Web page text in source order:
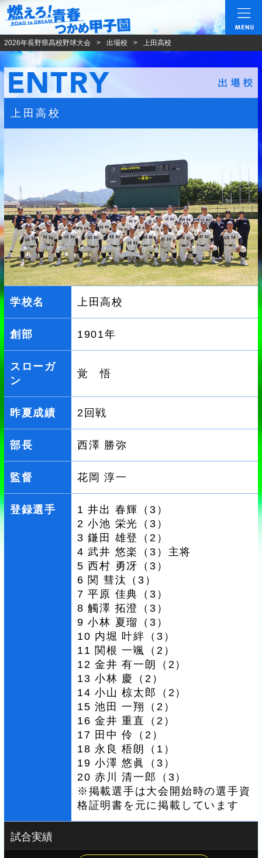
燃えろ!青春 つかめ
2026年長野県高校野球大会 出場校 上田高校
上田高校
学校名 上田高校
創部 1901年
スローガ
ン
覚 悟
昨夏成績 2回戦
部長 西澤 勝弥
監督 花岡 淳一
登録選手
1 井出 春輝（3）
2 小池 栄光（3）
3 鎌田 雄登（2）
4 武井 悠楽（3）主将
5 西村 勇冴（3）
6 関 彗汰（3）
7 平原 佳典（3）
8 觸澤 拓澄（3）
9 小林 夏瑠（3）
10 内堀 叶絆（3）
11 関根 一颯（2）
12 金井 有一朗（2）
13 小林 慶（2）
14 小山 椋太郎（2）
15 池田 一翔（2）
16 金井 重直（2）
17 田中 伶（2）
18 永良 梧朗（1）
19 小澤 悠眞（3）
20 赤川 清一郎（3）
※掲載選手は大会開始時の選手資
格証明書を元に掲載しています
試合実績